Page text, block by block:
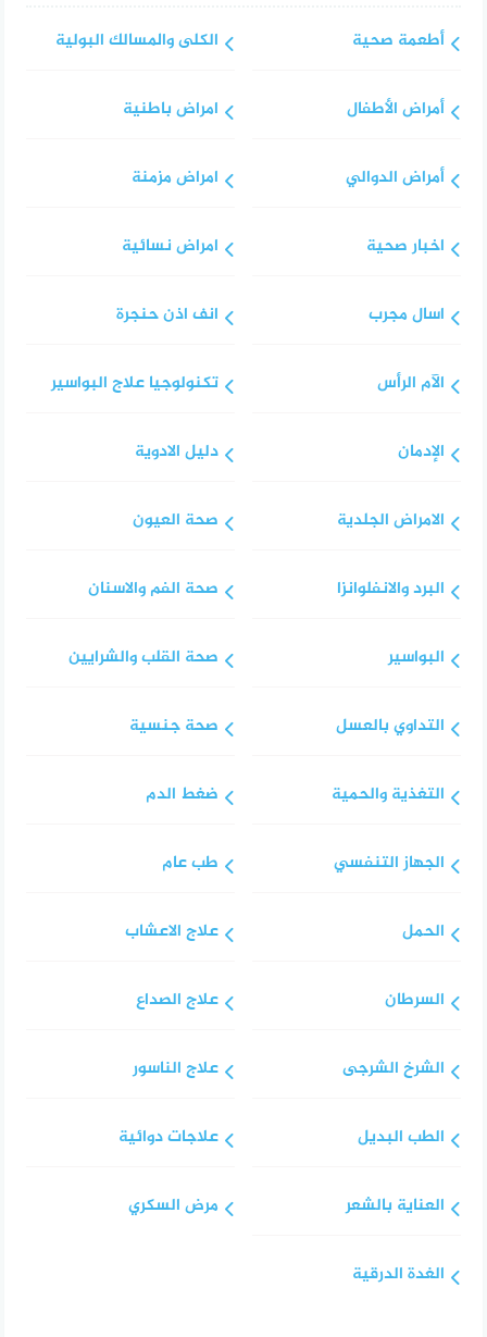
أطعمة صحية
أمراض الأطفال
أمراض الدوالي
اخبار صحية
اسال مجرب
الآم الرأس
الإدمان
الامراض الجلدية
البرد والانفلوانزا
البواسير
التداوي بالعسل
التغذية والحمية
الجهاز التنفسي
الحمل
السرطان
الشرخ الشرجى
الطب البديل
العناية بالشعر
الغدة الدرقية
الكلى والمسالك البولية
امراض باطنية
امراض مزمنة
امراض نسائية
انف اذن حنجرة
تكنولوجيا علاج البواسير
دليل الادوية
صحة العيون
صحة الفم والاسنان
صحة القلب والشرايين
صحة جنسية
ضغط الدم
طب عام
علاج الاعشاب
علاج الصداع
علاج الناسور
علاجات دوائية
مرض السكري